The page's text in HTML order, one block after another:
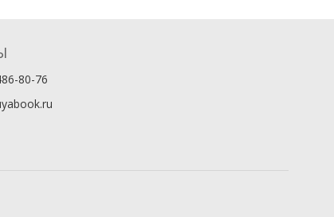
80-76